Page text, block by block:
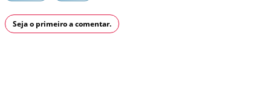
Seja o primeiro a comentar.